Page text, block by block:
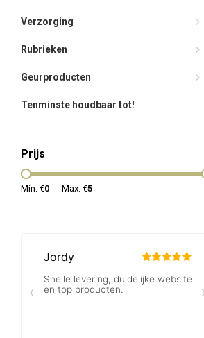
Verzorging
Rubrieken
Geurproducten
Tenminste houdbaar tot!
Prijs
Min: €0 Max: €5